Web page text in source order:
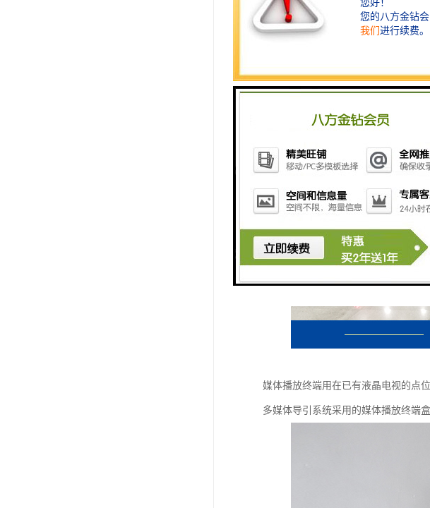
媒体播放终端用在已有液晶电视的点
多媒体导引系统采用的媒体播放终端